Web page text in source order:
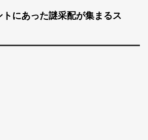
にあった謎采配が集まるス